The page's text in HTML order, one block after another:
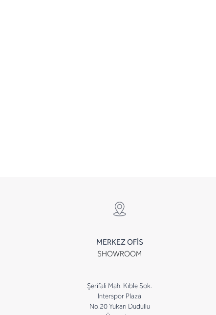
MERKEZ OFİS
SHOWROOM
Şerifali Mah. Kıble Sok.
Interspor Plaza
No.20 Yukarı Dudullu